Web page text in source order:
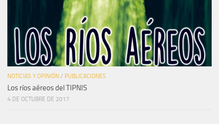
NOTICIAS Y OPINIÓN / PUBLICACIONES
Los ríos aéreos del TIPNIS
4 DE OCTUBRE DE 2017